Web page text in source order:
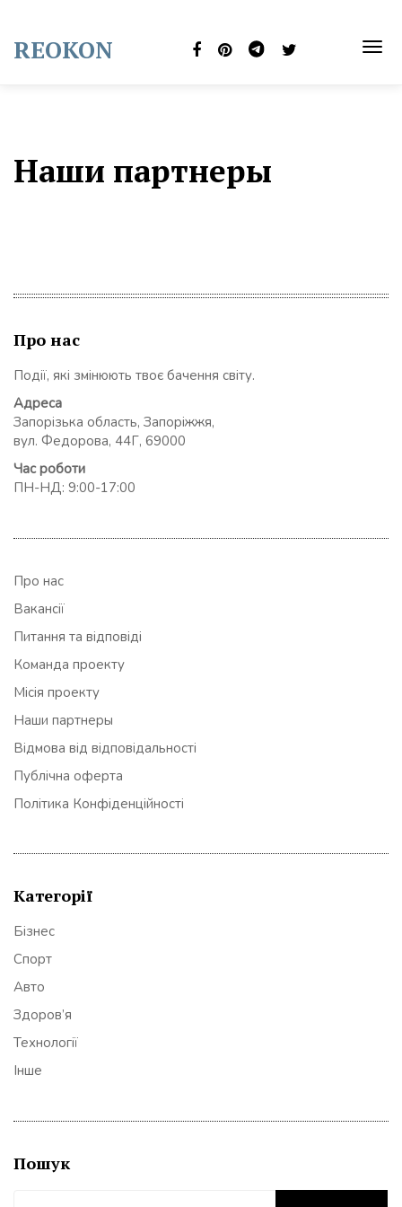
content
REOKON
Наши партнеры
Про нас
Події, які змінюють твоє бачення світу.
Адреса
Запорізька область, Запоріжжя,
вул. Федорова, 44Г, 69000
Час роботи
ПН-НД: 9:00-17:00
Про нас
Вакансії
Питання та відповіді
Команда проекту
Місія проекту
Наши партнеры
Відмова від відповідальності
Публічна оферта
Політика Конфіденційності
Категорії
Бізнес
Спорт
Авто
Здоров’я
Технології
Інше
Пошук